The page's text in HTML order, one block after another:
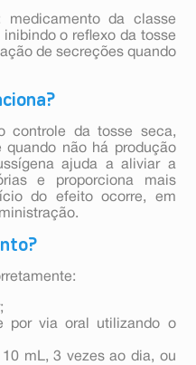
medicamento da classe
o reflexo da tosse
de secreções quando
controle da tosse seca,
quando não há produção
ajuda a aliviar a
e proporciona mais
do efeito ocorre, em
por via oral utilizando o
mL, 3 vezes ao dia, ou